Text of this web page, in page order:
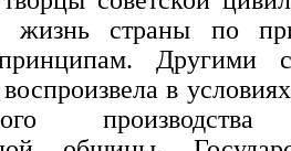
жизнь страны по
Другими
в
производства